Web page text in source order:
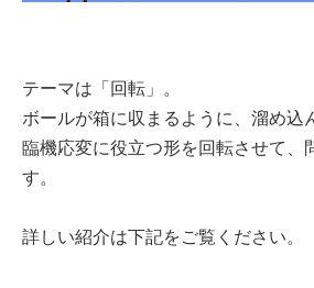
テーマは「回転」。
ボールが箱に収まるように、溜め込
臨機応変に役立つ形を回転させて、
す。
詳しい紹介は下記をご覧ください。